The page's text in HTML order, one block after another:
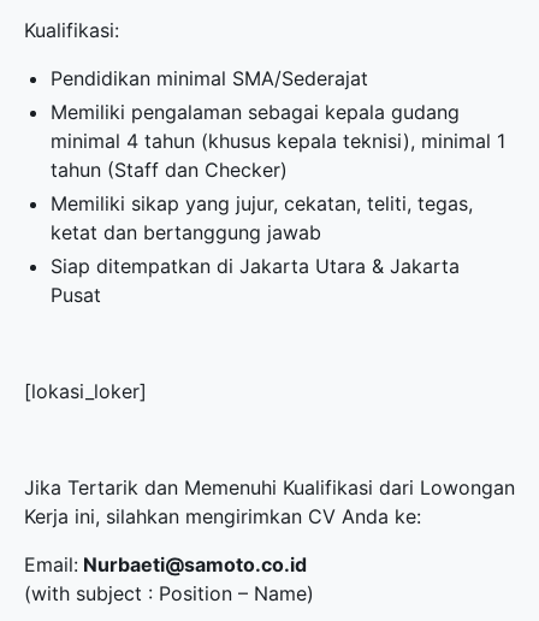
Kualifikasi:
Pendidikan minimal SMA/Sederajat
Memiliki pengalaman sebagai kepala gudang
minimal 4 tahun (khusus kepala teknisi), minimal 1
tahun (Staff dan Checker)
Memiliki sikap yang jujur, cekatan, teliti, tegas,
ketat dan bertanggung jawab
Siap ditempatkan di Jakarta Utara & Jakarta
Pusat
[lokasi_loker]
Jika Tertarik dan Memenuhi Kualifikasi dari Lowongan
Kerja ini, silahkan mengirimkan CV Anda ke:
Email: Nurbaeti@samoto.co.id
(with subject : Position – Name)